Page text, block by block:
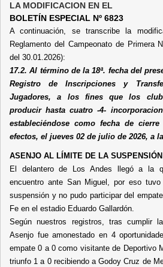
LA MODIFICACION EN EL
BOLETÍN ESPECIAL Nº 6823
A continuación, se transcribe la
Reglamento del Campeonato de Primera
del 30.01.2026):
17.2. Al término de la 18ª. fecha del
Registro de Inscripciones y
Jugadores, a los fines que los
producir hasta cuatro -4-
estableciéndose como fecha de
efectos, el jueves 02 de julio de 2026, a
ASENJO AL LÍMITE DE LA SUSPENSIÓN
El delantero de Los Andes llegó a la
encuentro ante San Miguel, por eso
suspensión y no pudo participar del
Fe en el estadio Eduardo Gallardón.
Según nuestros registros, tras cumplir
Asenjo fue amonestado en 4
empate 0 a 0 como visitante de Deportivo
triunfo 1 a 0 recibiendo a Godoy Cruz de